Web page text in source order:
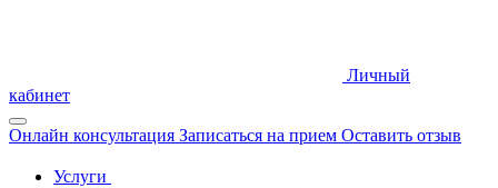
Личный
кабинет
Онлайн консультация Записаться на прием Оставить отзыв
Услуги